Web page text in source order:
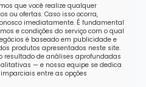
que você realize qualquer
ou ofertas. Caso isso ocorra,
imediatamente. É fundamental
e condições do serviço com o qual
é baseado em publicidade e
produtos apresentados neste site.
resultado de análises aprofundadas
— e nossa equipe se dedica
entre as opções